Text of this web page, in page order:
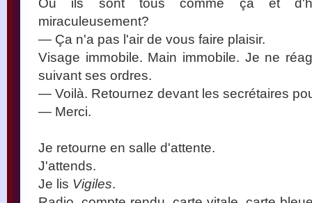
miraculeusement?
— Ça n'a pas l'air de vous faire plaisir.
Visage immobile. Main immobile. Je ne
suivant ses ordres.
— Voilà. Retournez devant les secrétaires
— Merci.
Je retourne en salle d'attente.
J'attends.
Je lis Vigiles.